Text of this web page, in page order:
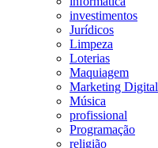
investimentos
Jurídicos
Limpeza
Loterias
Maquiagem
Marketing Digital
Música
profissional
Programação
religião